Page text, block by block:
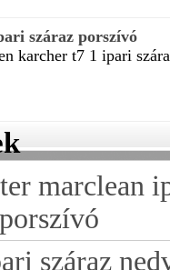
száraz porszívó
karcher t7 1 ipari
marclean
száraz